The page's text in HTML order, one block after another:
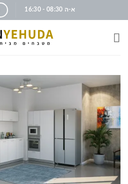
א-ה 08:30 - 16:30